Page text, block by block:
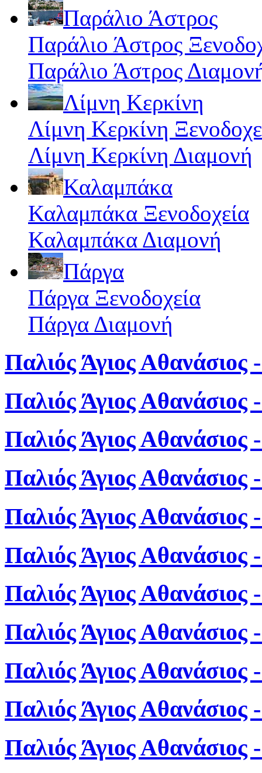
Παράλιο Άστρος
Παράλιο Άστρος
Παράλιο Άστρος
Λίμνη Κερκίνη
Λίμνη Κερκίνη
Λίμνη Κερκίνη Διαμονή
Καλαμπάκα
Καλαμπάκα Ξενοδοχεία
Καλαμπάκα Διαμονή
Πάργα
Πάργα Ξενοδοχεία
Πάργα Διαμονή
Παλιός Άγιος Αθανάσιος
Παλιός Άγιος Αθανάσιος
Παλιός Άγιος Αθανάσιος
Παλιός Άγιος Αθανάσιος
Παλιός Άγιος Αθανάσιος
Παλιός Άγιος Αθανάσιος
Παλιός Άγιος Αθανάσιος
Παλιός Άγιος Αθανάσιος
Παλιός Άγιος Αθανάσιος
Παλιός Άγιος
Παλιός Άγιος